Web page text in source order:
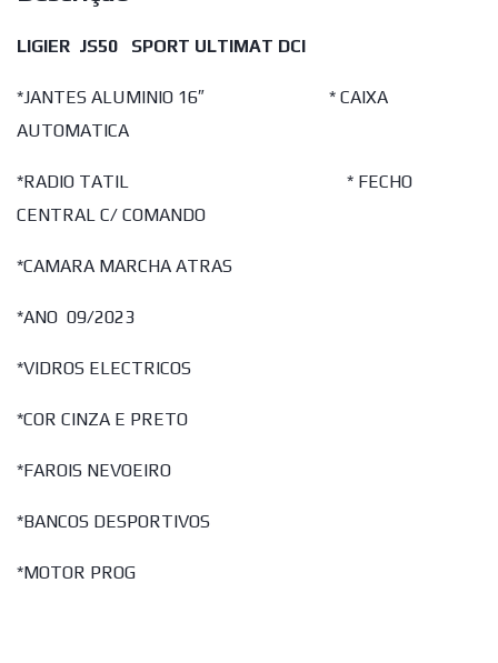
LIGIER JS50 SPORT ULTIMAT DCI
*JANTES ALUMINIO 16″ * CAIXA
AUTOMATICA
*RADIO TATIL * FECHO
CENTRAL C/ COMANDO
*CAMARA MARCHA ATRAS
*ANO 09/2023
*VIDROS ELECTRICOS
*COR CINZA E PRETO
*FAROIS NEVOEIRO
*BANCOS DESPORTIVOS
*MOTOR PROG